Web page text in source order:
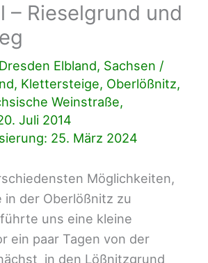
– Rieselgrund und
Dresden Elbland, Sachsen /
, Klettersteige, Oberlößnitz,
Weinstraße,
Juli 2014
25. März 2024
Möglichkeiten,
in der Oberlößnitz zu
uns eine kleine
ein paar Tagen von der
in den Lößnitzgrund